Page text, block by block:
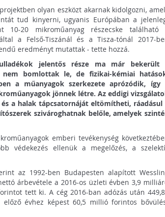
olyan eszközt akarnak kidolgozni,
tud kinyerni, ugyanis Európában a
10-20 mikroműanyag részecske található
a Felső-Tiszánál és a Tisza-tónál 2017-
eredményt mutattak - tette hozzá.
jelentős része ma már bekerült
nem bomlottak le, de fizikai-kémiai
a műanyagok szerkezete aprózódik, így
jönnek létre. Az eddigi
a halak tápcsatornáját eltömítheti, ráadásul
szivároghatnak belőle, amelyek
emberi tevékenység
védekezés ellenük a megelőzés, a
az 1992-ben Budapesten alapított
árbevétele a 2016-os üzleti évben 3,9
tett ki. A cég 2016-ban adózás után
évhez képest 60,5 millió forintos